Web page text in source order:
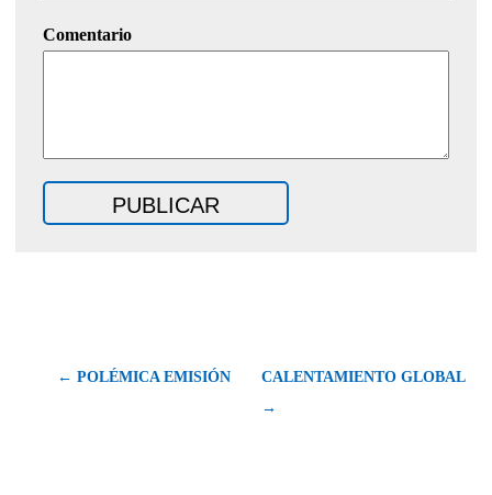
Comentario
← POLÉMICA EMISIÓN
CALENTAMIENTO GLOBAL
→